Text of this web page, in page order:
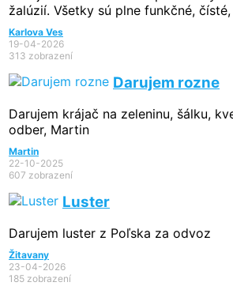
žalúzií. Všetky sú plne funkčné,
Karlova Ves
19-04-2026
313 zobrazení
Darujem rozne
Darujem krájač na zeleninu, šálku,
odber, Martin
Martin
22-10-2025
607 zobrazení
Luster
Darujem luster z Poľska za odvoz
Žitavany
23-04-2026
185 zobrazení